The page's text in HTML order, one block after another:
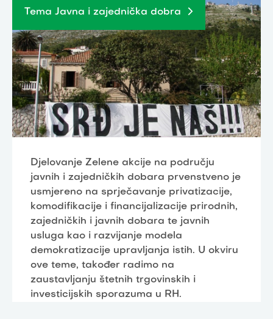
Tema Javna i zajednička dobra
Djelovanje Zelene akcije na području
javnih i zajedničkih dobara prvenstveno je
usmjereno na sprječavanje privatizacije,
komodifikacije i financijalizacije prirodnih,
zajedničkih i javnih dobara te javnih
usluga kao i razvijanje modela
demokratizacije upravljanja istih. U okviru
ove teme, također radimo na
zaustavljanju štetnih trgovinskih i
investicijskih sporazuma u RH.